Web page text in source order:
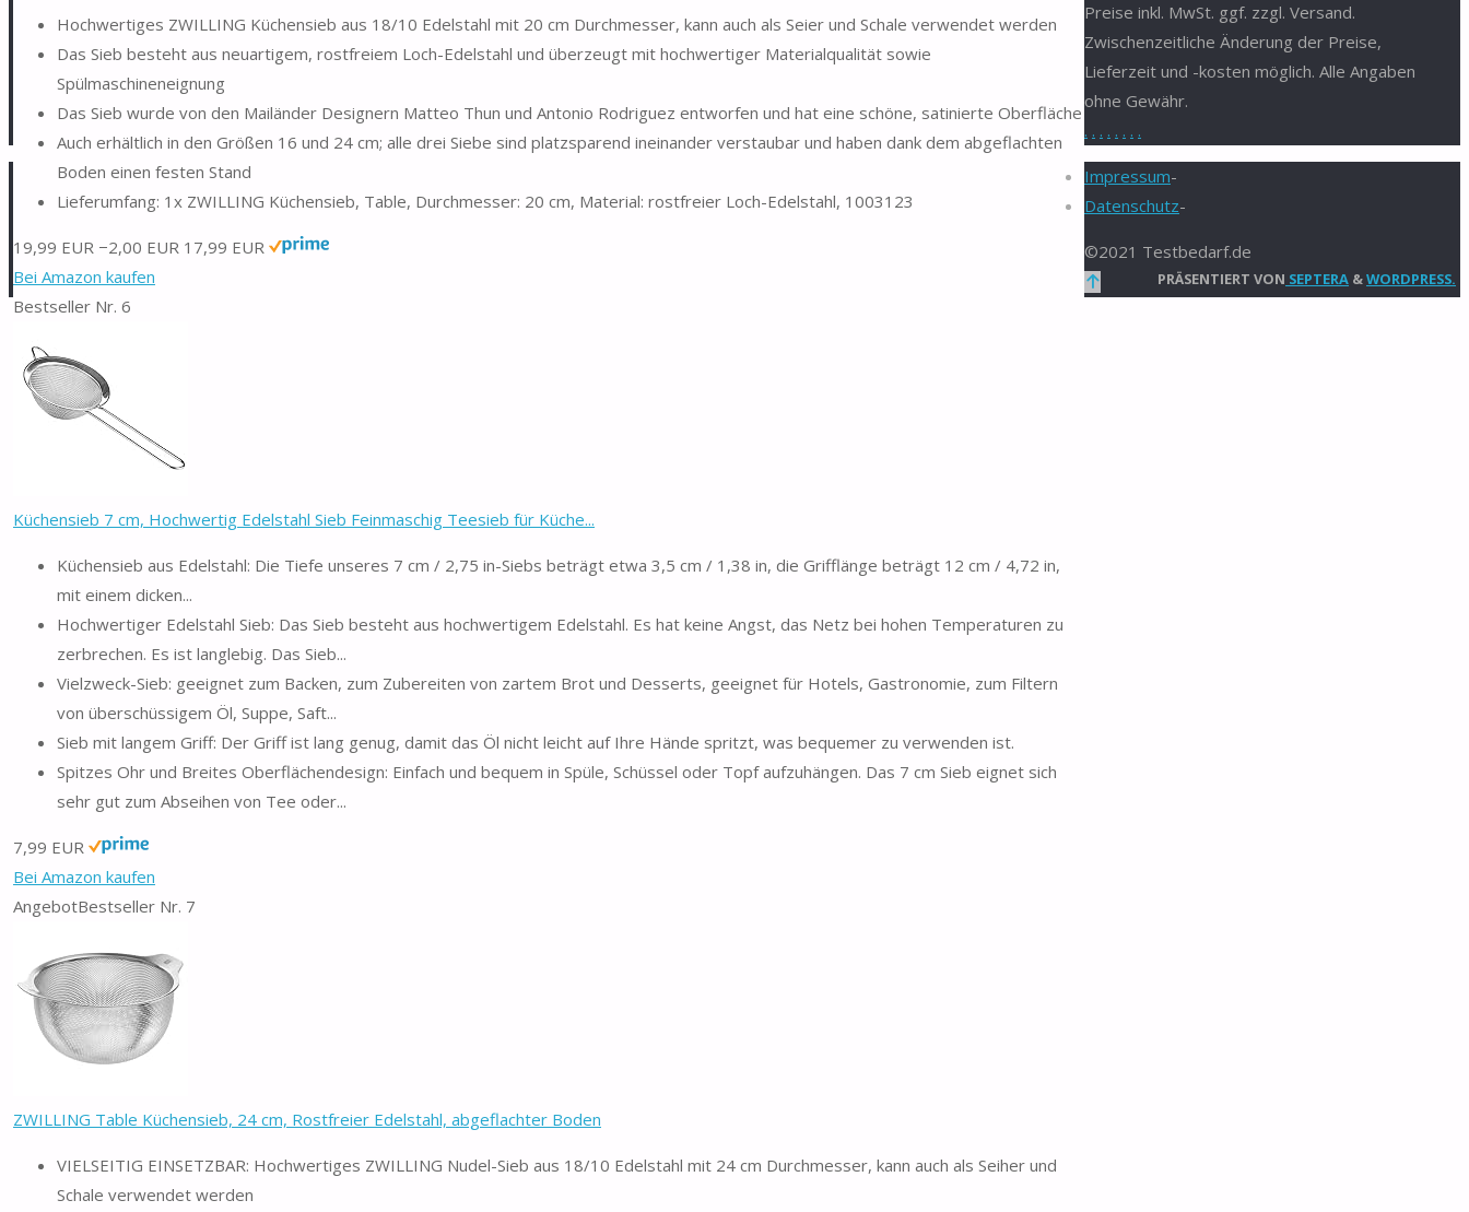
Hochwertiges ZWILLING Küchensieb aus 18/10 Edelstahl mit 20 cm Durchmesser, kann auch als Seier und Schale verwendet werden
Das Sieb besteht aus neuartigem, rostfreiem Loch-Edelstahl und überzeugt mit hochwertiger Materialqualität sowie
Spülmaschineneignung
Das Sieb wurde von den Mailänder Designern Matteo Thun und Antonio Rodriguez entworfen und hat eine schöne, satinierte Oberfläche
Auch erhältlich in den Größen 16 und 24 cm; alle drei Siebe sind platzsparend ineinander verstaubar und haben dank dem abgeflachten
Boden einen festen Stand
Lieferumfang: 1x ZWILLING Küchensieb, Table, Durchmesser: 20 cm, Material: rostfreier Loch-Edelstahl, 1003123
19,99 EUR −2,00 EUR 17,99 EUR
Bei Amazon kaufen
Bestseller Nr. 6
Küchensieb 7 cm, Hochwertig Edelstahl Sieb Feinmaschig Teesieb für Küche...
Küchensieb aus Edelstahl: Die Tiefe unseres 7 cm / 2,75 in-Siebs beträgt etwa 3,5 cm / 1,38 in, die Grifflänge beträgt 12 cm / 4,72 in,
mit einem dicken...
Hochwertiger Edelstahl Sieb: Das Sieb besteht aus hochwertigem Edelstahl. Es hat keine Angst, das Netz bei hohen Temperaturen zu
zerbrechen. Es ist langlebig. Das Sieb...
Vielzweck-Sieb: geeignet zum Backen, zum Zubereiten von zartem Brot und Desserts, geeignet für Hotels, Gastronomie, zum Filtern
von überschüssigem Öl, Suppe, Saft...
Sieb mit langem Griff: Der Griff ist lang genug, damit das Öl nicht leicht auf Ihre Hände spritzt, was bequemer zu verwenden ist.
Spitzes Ohr und Breites Oberflächendesign: Einfach und bequem in Spüle, Schüssel oder Topf aufzuhängen. Das 7 cm Sieb eignet sich
sehr gut zum Abseihen von Tee oder...
7,99 EUR
Bei Amazon kaufen
AngebotBestseller Nr. 7
ZWILLING Table Küchensieb, 24 cm, Rostfreier Edelstahl, abgeflachter Boden
VIELSEITIG EINSETZBAR: Hochwertiges ZWILLING Nudel-Sieb aus 18/10 Edelstahl mit 24 cm Durchmesser, kann auch als Seiher und
Schale verwendet werden
Preise inkl. MwSt. ggf. zzgl. Versand.
Zwischenzeitliche Änderung der Preise,
Lieferzeit und -kosten möglich. Alle Angaben
ohne Gewähr.
. . . . . . . .
Impressum-
Datenschutz-
©2021 Testbedarf.de
PRÄSENTIERT VON SEPTERA &WORDPRESS.
Zurück